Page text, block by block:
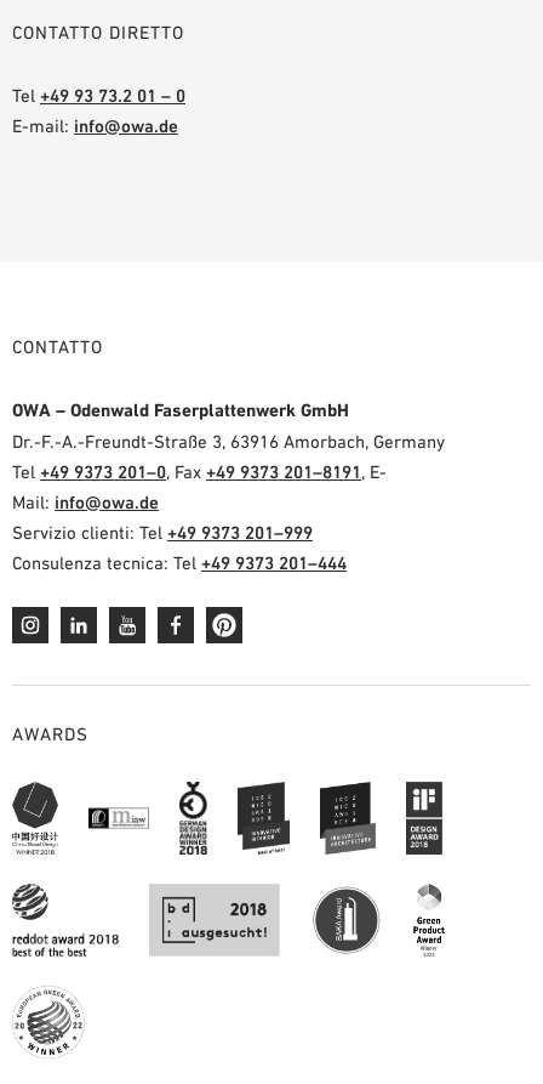
CONTATTO DIRETTO
Tel +49 93 73.2 01 – 0
E-mail: info@owa.de
CONTATTO
OWA – Odenwald Faserplattenwerk GmbH
Dr.-F.-A.-Freundt-Straße 3, 63916 Amorbach, Germany
Tel +49 9373 201–0, Fax +49 9373 201–8191, E-
Mail: info@owa.de
Servizio clienti: Tel +49 9373 201–999
Consulenza tecnica: Tel +49 9373 201–444
AWARDS